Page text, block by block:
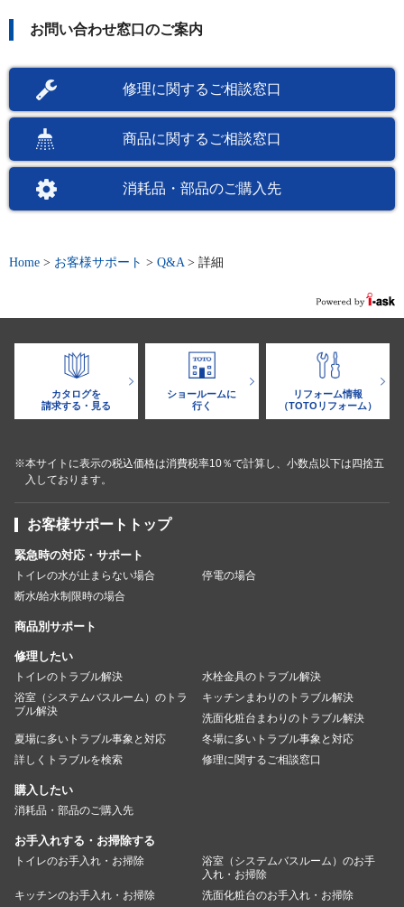
お問い合わせ窓口のご案内
修理に関するご相談窓口
商品に関するご相談窓口
消耗品・部品のご購入先
Home > お客様サポート > Q&A > 詳細
カタログを
請求する・見る
ショールームに
行く
リフォーム情報
（TOTOリフォーム）
※本サイトに表示の税込価格は消費税率10％で計算し、小数点以下は四捨五
入しております。
お客様サポートトップ
緊急時の対応・サポート
トイレの水が止まらない場合
停電の場合
断水/給水制限時の場合
商品別サポート
修理したい
トイレのトラブル解決
水栓金具のトラブル解決
浴室（システムバスルーム）のトラ
ブル解決
キッチンまわりのトラブル解決
洗面化粧台まわりのトラブル解決
夏場に多いトラブル事象と対応
冬場に多いトラブル事象と対応
詳しくトラブルを検索
修理に関するご相談窓口
購入したい
消耗品・部品のご購入先
お手入れする・お掃除する
トイレのお手入れ・お掃除
浴室（システムバスルーム）のお手
入れ・お掃除
キッチンのお手入れ・お掃除
洗面化粧台のお手入れ・お掃除